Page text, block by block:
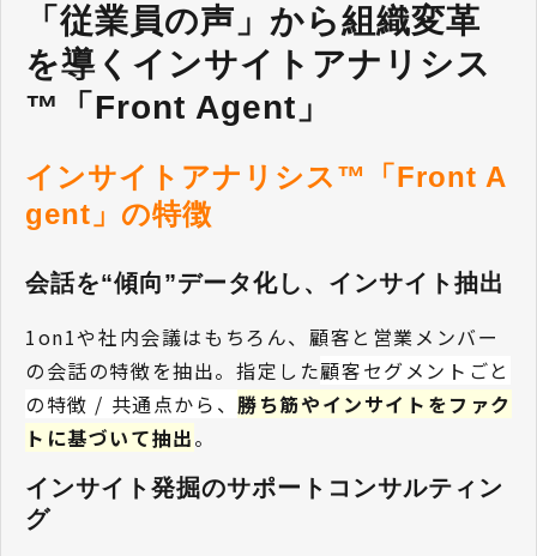
「従業員の声」から組織変革
を導くインサイトアナリシス
™「Front Agent」
インサイトアナリシス™「Front A
gent」の特徴
会話を“傾向”データ化し、インサイト抽出
1on1や社内会議はもちろん、顧客と営業メンバー
の会話の特徴を抽出。指定した顧客セグメントごと
の特徴 / 共通点から、勝ち筋やインサイトをファク
トに基づいて抽出。
インサイト発掘のサポートコンサルティン
グ